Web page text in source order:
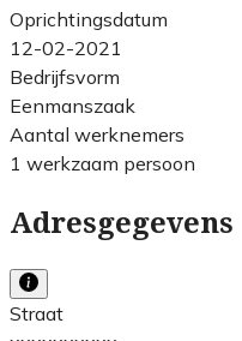
Oprichtingsdatum
12-02-2021
Bedrijfsvorm
Eenmanszaak
Aantal werknemers
1 werkzaam persoon
Adresgegevens
Straat